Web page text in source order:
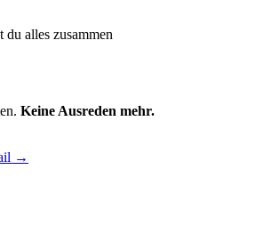
alles zusammen
Keine Ausreden mehr.
→